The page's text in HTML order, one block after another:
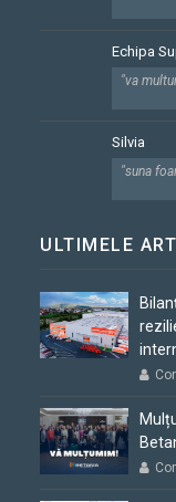
Echipa
"va
Silvia
"suna
ULTIMELE